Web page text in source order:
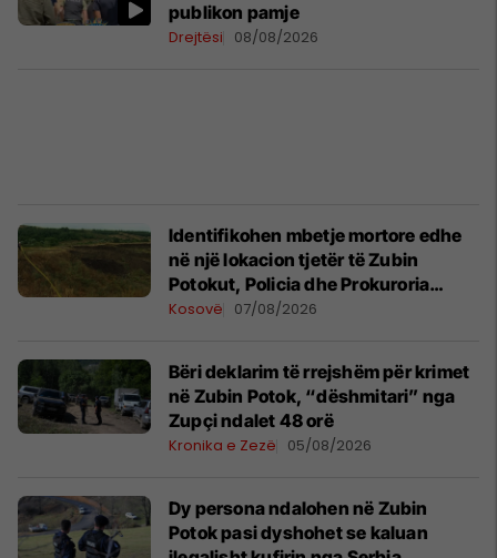
publikon pamje
Drejtësi 08/08/2026
Identifikohen mbetje mortore edhe
në një lokacion tjetër të Zubin
Potokut, Policia dhe Prokuroria
Speciale japin detajet
Kosovë 07/08/2026
​Bëri deklarim të rrejshëm për krimet
në Zubin Potok, “dëshmitari” nga
Zupçi ndalet 48 orë
Kronika e Zezë 05/08/2026
Dy persona ndalohen në Zubin
Potok pasi dyshohet se kaluan